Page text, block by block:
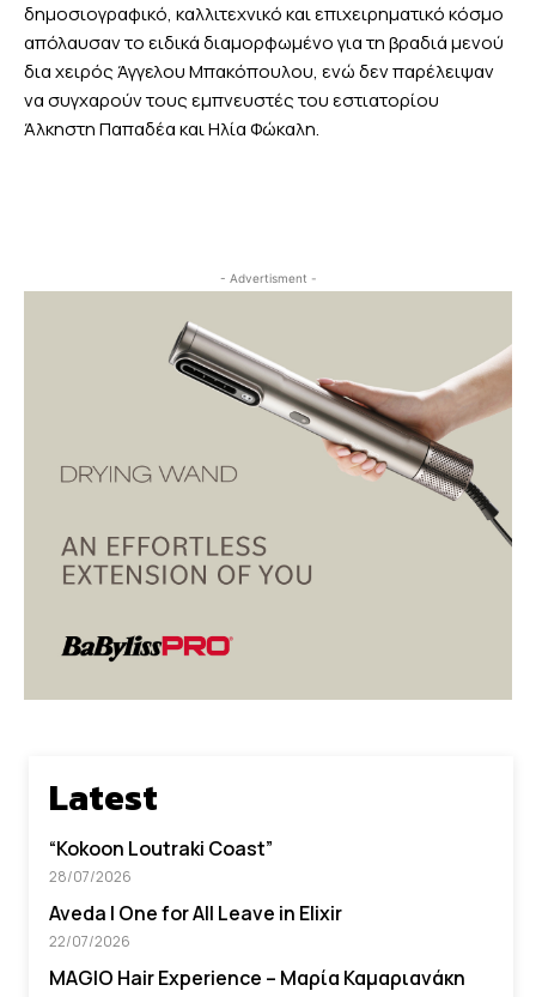
δημοσιογραφικό, καλλιτεχνικό και επιχειρηματικό κόσμο
απόλαυσαν το ειδικά διαμορφωμένο για τη βραδιά μενού
δια χειρός Άγγελου Μπακόπουλου, ενώ δεν παρέλειψαν
να συγχαρούν τους εμπνευστές του εστιατορίου
Άλκηστη Παπαδέα και Ηλία Φώκαλη.
- Advertisment -
Latest
“Kokoon Loutraki Coast”
28/07/2026
Aveda I One for All Leave in Elixir
22/07/2026
MAGIO Hair Experience – Μαρία Καμαριανάκη